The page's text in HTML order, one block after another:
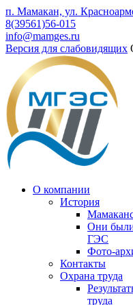
п. Мамакан, ул.
8(39561)56-015
info@mamges.ru
Версия для слабовидящих
О компании
История
Они
ГЭС
Фото-
Контакты
Охрана труда
труда